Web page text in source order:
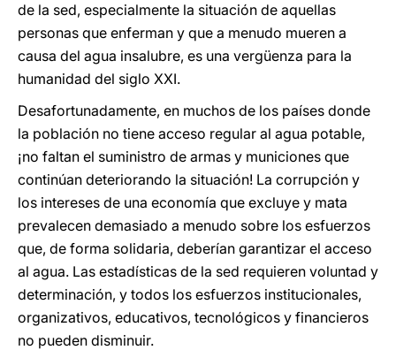
de la sed, especialmente la situación de aquellas
personas que enferman y que a menudo mueren a
causa del agua insalubre, es una vergüenza para la
humanidad del siglo XXI.
Desafortunadamente, en muchos de los países donde
la población no tiene acceso regular al agua potable,
¡no faltan el suministro de armas y municiones que
continúan deteriorando la situación! La corrupción y
los intereses de una economía que excluye y mata
prevalecen demasiado a menudo sobre los esfuerzos
que, de forma solidaria, deberían garantizar el acceso
al agua. Las estadísticas de la sed requieren voluntad y
determinación, y todos los esfuerzos institucionales,
organizativos, educativos, tecnológicos y financieros
no pueden disminuir.